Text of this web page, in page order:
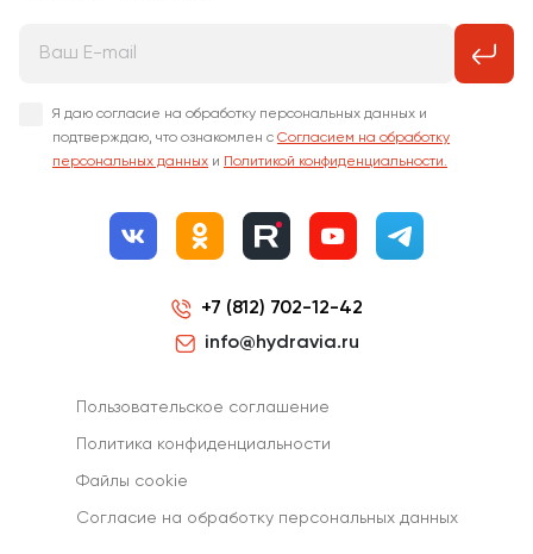
Я даю согласие на обработку персональных данных и
подтверждаю, что ознакомлен с Согласием на обработку
персональных данных и Политикой конфиденциальности.
+7 (812) 702-12-42
info@hydravia.ru
Пользовательское соглашение
Политика конфиденциальности
Файлы cookie
Согласиe на обработку персональных данных